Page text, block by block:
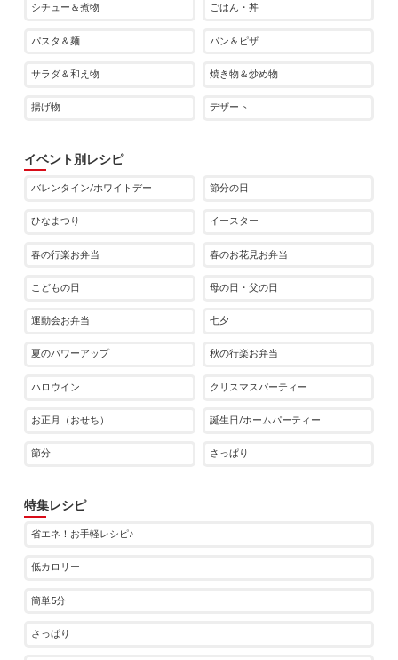
シチュー＆煮物 ごはん・丼
パスタ＆麺 パン＆ピザ
サラダ＆和え物 焼き物＆炒め物
揚げ物 デザート
イベント別レシピ
バレンタイン/ホワイトデー 節分の日
ひなまつり イースター
春の行楽お弁当 春のお花見お弁当
こどもの日 母の日・父の日
運動会お弁当 七夕
夏のパワーアップ 秋の行楽お弁当
ハロウイン クリスマスパーティー
お正月（おせち） 誕生日/ホームパーティー
節分 さっぱり
特集レシピ
省エネ！お手軽レシピ♪
低カロリー
簡単5分
さっぱり